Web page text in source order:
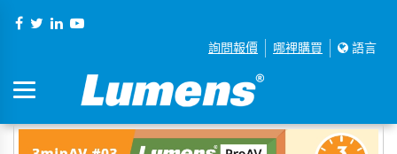
詢問報價 哪裡購買 語言